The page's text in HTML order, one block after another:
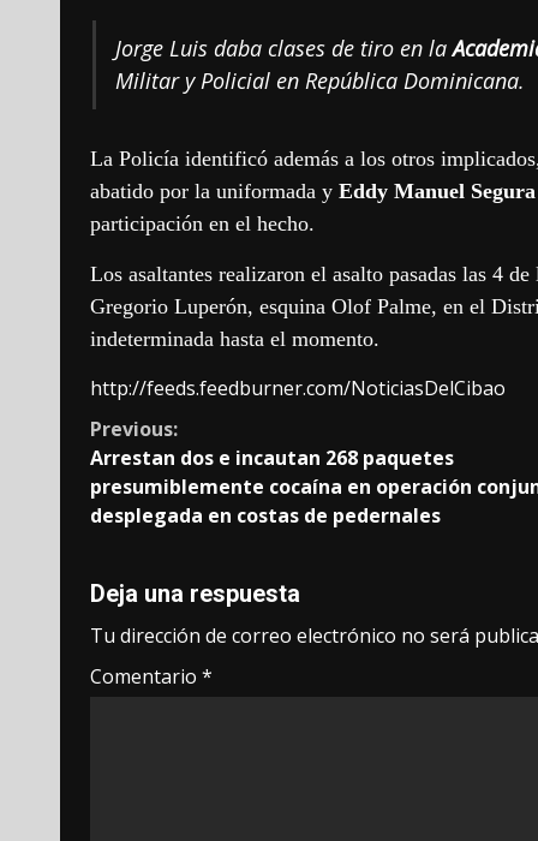
Jorge Luis daba clases de tiro en la
Militar y Policial en República Dominicana.
La Policía identificó además a los otros
abatido por la uniformada y Eddy Manuel
participación en el hecho.
Los asaltantes realizaron el asalto pasadas las 4
Gregorio Luperón, esquina Olof Palme, en el
indeterminada hasta el momento.
http://feeds.feedburner.com/NoticiasDelCibao
Continue
Reading
Previous:
Arrestan dos e incautan 268 paquetes
presumiblemente cocaína en operación
desplegada en costas de pedernales
Deja una respuesta
Tu dirección de correo electrónico no será
Comentario *